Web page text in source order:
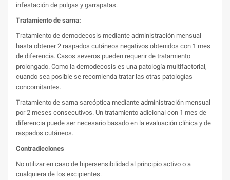
infestación de pulgas y garrapatas.
Tratamiento de sarna:
Tratamiento de demodecosis mediante administración mensual
hasta obtener 2 raspados cutáneos negativos obtenidos con 1 mes
de diferencia. Casos severos pueden requerir de tratamiento
prolongado. Como la demodecosis es una patología multifactorial,
cuando sea posible se recomienda tratar las otras patologías
concomitantes.
Tratamiento de sarna sarcóptica mediante administración mensual
por 2 meses consecutivos. Un tratamiento adicional con 1 mes de
diferencia puede ser necesario basado en la evaluación clínica y de
raspados cutáneos.
Contradicciones
No utilizar en caso de hipersensibilidad al principio activo o a
cualquiera de los excipientes.